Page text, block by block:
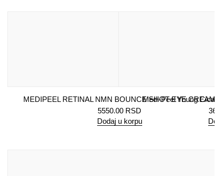
MEDIPEEL RETINAL NMN BOUNCE SHOT EYE CREAM
5550.00 RSD
Dodaj u korpu
Medi-Peel Young Cica